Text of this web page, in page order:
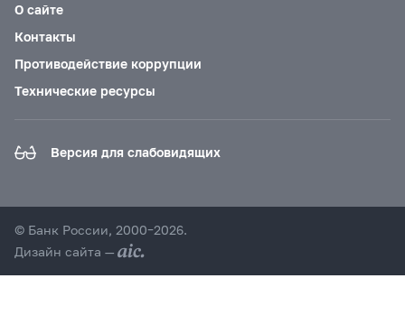
О сайте
Контакты
Противодействие коррупции
Технические ресурсы
Версия для слабовидящих
© Банк России, 2000–2026.
Дизайн сайта —